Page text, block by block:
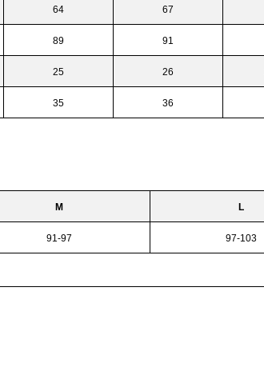
64 67
89 91
25 26
35 36
M L
91-97 97-103